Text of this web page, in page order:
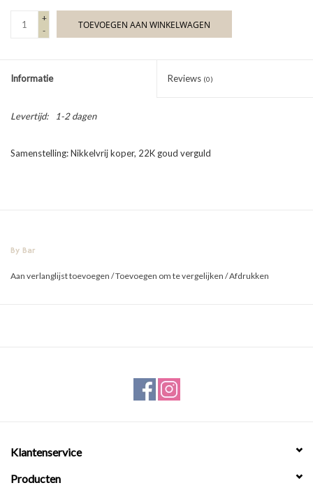
+
-
TOEVOEGEN AAN WINKELWAGEN
Informatie Reviews (0)
Levertijd: 1-2 dagen
Samenstelling: Nikkelvrij koper, 22K goud verguld
By Bar
Aan verlanglijst toevoegen /Toevoegen om te vergelijken /Afdrukken
Klantenservice
Producten